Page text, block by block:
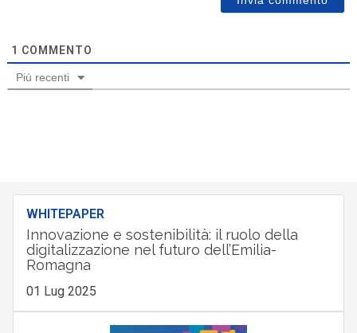
1 COMMENTO
Più recenti
WHITEPAPER
Innovazione e sostenibilità: il ruolo della
digitalizzazione nel futuro dell’Emilia-
Romagna
01 Lug 2025